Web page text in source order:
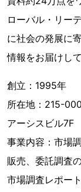
ローバル・リー
に社会の発展に
情報をお届けして
創立：1995年
所在地：215-
アーシスビル7F
事業内容：市場
販売、委託調査
市場調査レポー